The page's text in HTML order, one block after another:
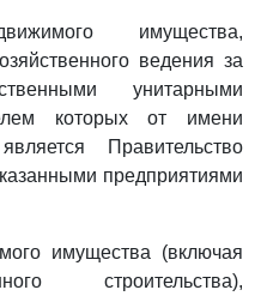
имущества,
ведения за
унитарными
которых от имени
Правительство
предприятиями
имущества (включая
строительства),